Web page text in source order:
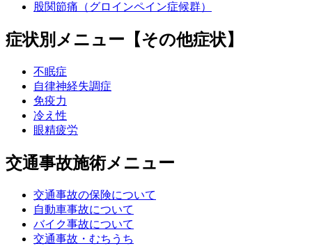
股関節痛（グロインペイン症候群）
症状別メニュー【その他症状】
不眠症
自律神経失調症
免疫力
冷え性
眼精疲労
交通事故施術メニュー
交通事故の保険について
自動車事故について
バイク事故について
交通事故・むちうち